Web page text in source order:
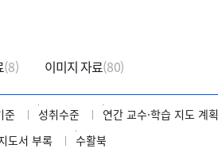
(8) 이미지 자료(80)
준 성취수준 연간 교수·학습 지도 계획
도서 부록 수활북